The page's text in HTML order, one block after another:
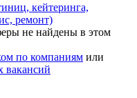
кейтеринга,
ремонт)
не найдены в этом
по компаниям или
вакансий